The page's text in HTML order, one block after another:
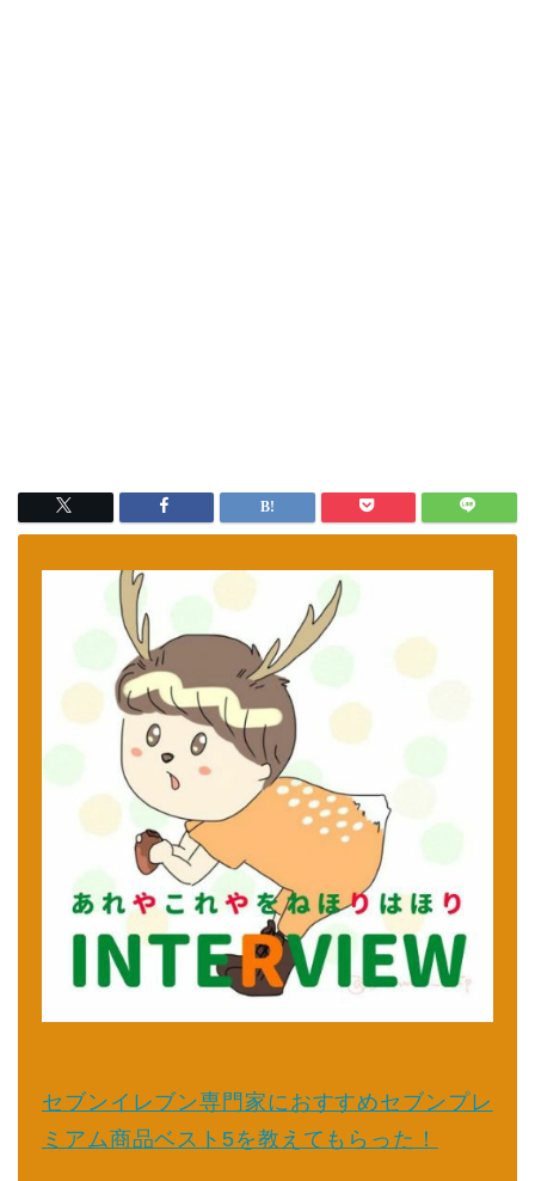
セブンイレブン専門家におすすめセブンプレ
ミアム商品ベスト5を教えてもらった！